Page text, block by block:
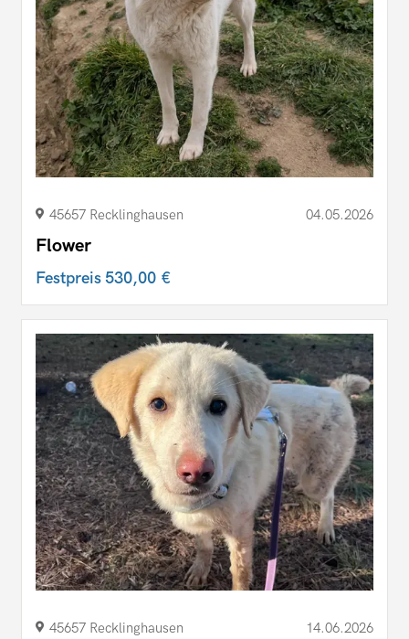
45657 Recklinghausen 04.05.2026
Flower
Festpreis530,00 €
45657 Recklinghausen 14.06.2026